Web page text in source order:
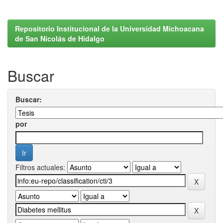
Repositorio Institucional de la Universidad Michoacana
de San Nicolás de Hidalgo
Buscar
Buscar:
por
Filtros actuales: